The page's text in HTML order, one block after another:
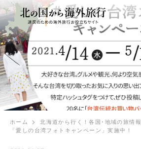
ホーム
北海道から行く！各国･地域の旅情報
「愛しの台湾フォトキャンペーン」実施中！